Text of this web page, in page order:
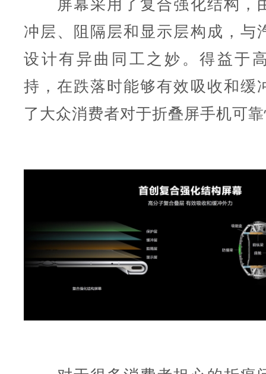
屏幕采用了复合强化结构，
冲层、阻隔层和显示层构成，与
设计有异曲同工之妙。得益于
持，在跌落时能够有效吸收和缓
了大众消费者对于折叠屏手机可